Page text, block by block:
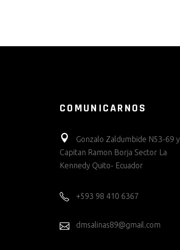
COMUNICARNOS
Gonzalo Zaldumbide N53-69 y
Capitan Ramon Borja Sector La
Kennedy Quito- Ecuador
+593 98 410 6367
dmsalinas89@gmail.com